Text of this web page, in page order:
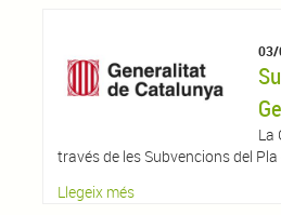
03/
La
través de les Subvencions del Pla
Llegeix més